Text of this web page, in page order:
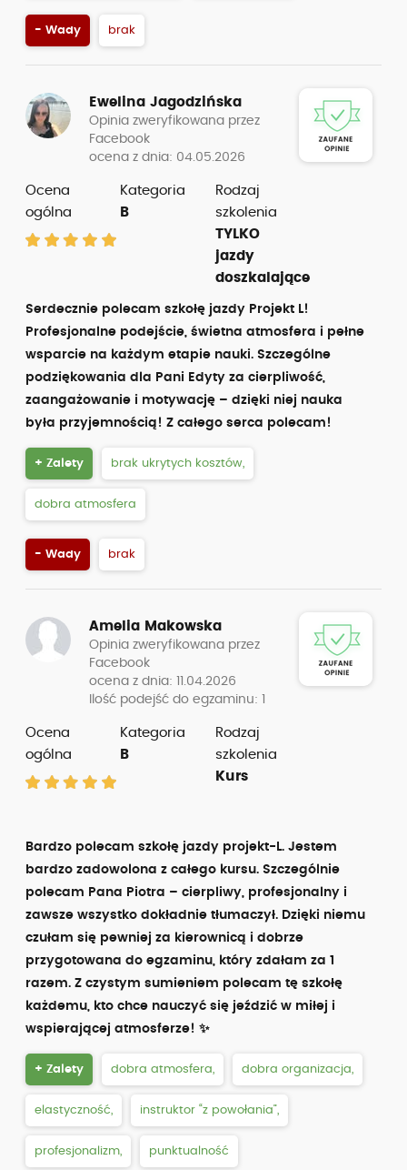
- Wady brak
Ewelina Jagodzińska
Opinia zweryfikowana przez
Facebook
ocena z dnia: 04.05.2026
Ocena
ogólna
Kategoria
B
Rodzaj
szkolenia
TYLKO
jazdy
doszkalające
Serdecznie polecam szkołę jazdy Projekt L!
Profesjonalne podejście, świetna atmosfera i pełne
wsparcie na każdym etapie nauki. Szczególne
podziękowania dla Pani Edyty za cierpliwość,
zaangażowanie i motywację – dzięki niej nauka
była przyjemnością! Z całego serca polecam!
+ Zalety brak ukrytych kosztów,
dobra atmosfera
- Wady brak
Amelia Makowska
Opinia zweryfikowana przez
Facebook
ocena z dnia: 11.04.2026
Ilość podejść do egzaminu: 1
Ocena
ogólna
Kategoria
B
Rodzaj
szkolenia
Kurs
Bardzo polecam szkołę jazdy projekt-L. Jestem
bardzo zadowolona z całego kursu. Szczególnie
polecam Pana Piotra – cierpliwy, profesjonalny i
zawsze wszystko dokładnie tłumaczył. Dzięki niemu
czułam się pewniej za kierownicą i dobrze
przygotowana do egzaminu, który zdałam za 1
razem. Z czystym sumieniem polecam tę szkołę
każdemu, kto chce nauczyć się jeździć w miłej i
wspierającej atmosferze! ✨
+ Zalety dobra atmosfera, dobra organizacja,
elastyczność, instruktor “z powołania”,
profesjonalizm, punktualność